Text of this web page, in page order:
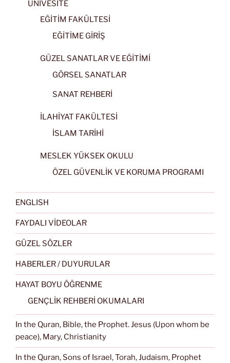
ÜNİVESİTE
EĞİTİM FAKÜLTESİ
EĞİTİME GİRİŞ
GÜZEL SANATLAR VE EĞİTİMİ
GÖRSEL SANATLAR
SANAT REHBERİ
İLAHİYAT FAKÜLTESİ
İSLAM TARİHİ
MESLEK YÜKSEK OKULU
ÖZEL GÜVENLİK VE KORUMA PROGRAMI
ENGLISH
FAYDALI VİDEOLAR
GÜZEL SÖZLER
HABERLER / DUYURULAR
HAYAT BOYU ÖĞRENME
GENÇLİK REHBERİ OKUMALARI
In the Quran, Bible, the Prophet. Jesus (Upon whom be
peace), Mary, Christianity
In the Quran, Sons of Israel, Torah, Judaism, Prophet